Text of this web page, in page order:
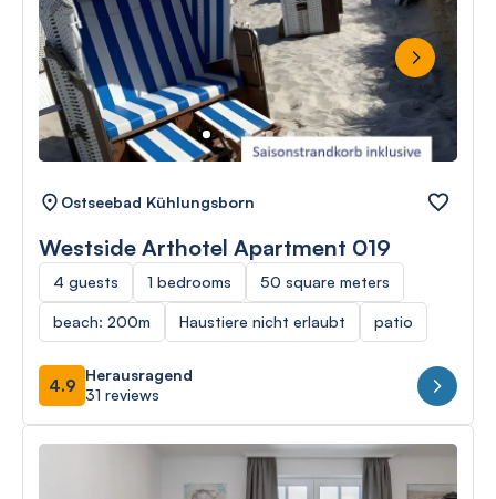
Next
Ostseebad Kühlungsborn
Westside Arthotel Apartment 019
4 guests 1 bedrooms 50 square meters
beach: 200m Haustiere nicht erlaubt patio
4.9
Herausragend
31 reviews